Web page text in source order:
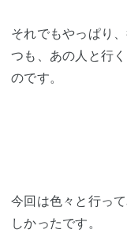
それでもやっぱり
つも、あの人と行
のです。
今回は色々と行っ
しかったです。